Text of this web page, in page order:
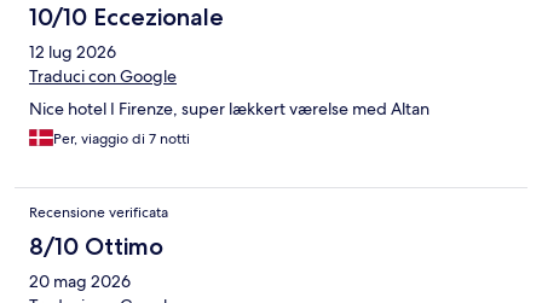
10/10 Eccezionale
12 lug 2026
Traduci con Google
Nice hotel I Firenze, super lækkert værelse med Altan
Per, viaggio di 7 notti
Recensione verificata
8/10 Ottimo
20 mag 2026